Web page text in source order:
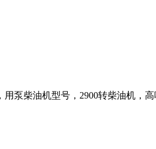
泵柴油机型号，2900转柴油机，